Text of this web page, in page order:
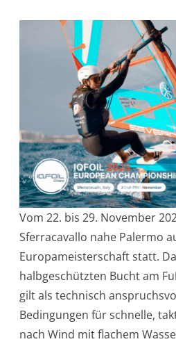
Vom 22. bis 29. November
Sferracavallo nahe Palermo
Europameisterschaft statt.
halbgeschützten Bucht am
gilt als technisch
Bedingungen für schnelle,
nach Wind mit flachem